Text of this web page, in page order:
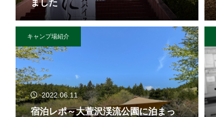
ました
キャンプ場紹介
2022.06.11
宿泊レポ～大萱沢渓流公園に泊まっ